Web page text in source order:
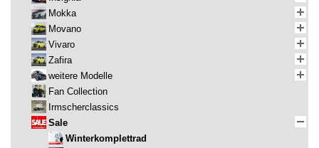
Mokka
Movano
Vivaro
Zafira
weitere Modelle
Fan Collection
Irmscherclassics
Sale
Winterkomplettrad